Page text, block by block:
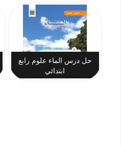
حل درس الماء علوم رابع
ابتدائي